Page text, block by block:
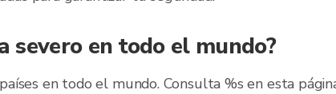
severo en todo el mundo?
en todo el mundo. Consulta %s en esta